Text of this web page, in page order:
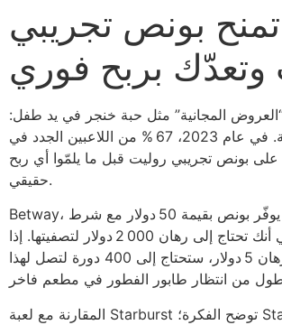
بونص تجريبي
وتعدّك بربح فوري
المجانية” مثل حبة خنجر في يد طفل:
لا تستحق الفتنة. في عام 2023، 67 % من اللاعبين الجدد في
على بونص تجريبي روليت قبل ما يلمّوا أي ربح
حقيقي.
Betway، على سبيل المثال، يوفّر بونص بقيمة 50 دولار مع شرط
40 مرة، ما يعني أنك تحتاج إلى رهان 2 000 دولار لتصفيتها. إذا
لعبت بمتوسط رهان 5 دولار، ستحتاج إلى 400 دورة لتصل لهذا
المقارنة مع لعبة Starburst توضح الفكرة؛ Starburst يدور